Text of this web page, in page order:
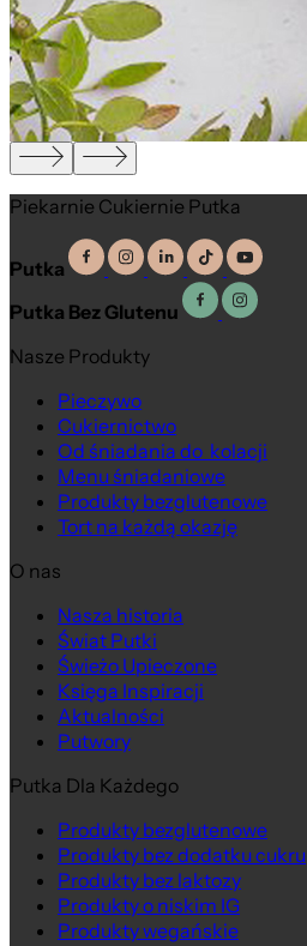
Piekarnie Cukiernie Putka
Putka
Putka Bez Glutenu
Nasze Produkty
Pieczywo
Cukiernictwo
Od śniadania do kolacji
Menu śniadaniowe
Produkty bezglutenowe
Tort na każdą okazję
O nas
Nasza historia
Świat Putki
Świeżo Upieczone
Księga Inspiracji
Aktualności
Putwory
Putka Dla Każdego
Produkty bezglutenowe
Produkty bez dodatku cukru
Produkty bez laktozy
Produkty o niskim IG
Produkty wegańskie